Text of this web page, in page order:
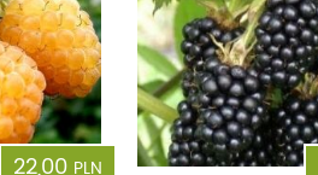
22,00 PLN